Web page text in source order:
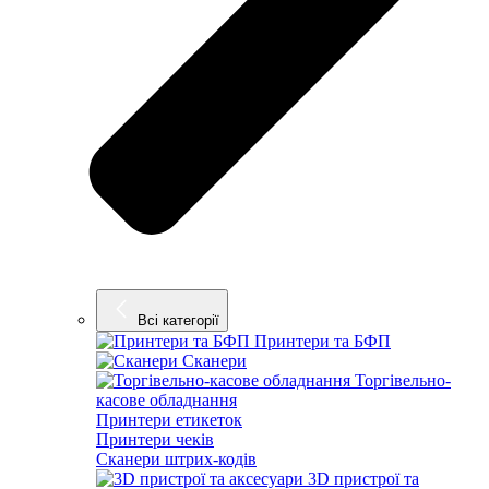
Всі категорії
Принтери та БФП
Сканери
Торгівельно-
касове обладнання
Принтери етикеток
Принтери чеків
Сканери штрих-кодів
3D пристрої та